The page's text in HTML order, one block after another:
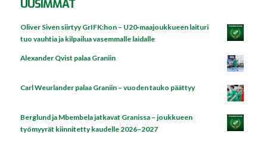
UUSIMMAT
Oliver Siven siirtyy GrIFK:hon – U20‑maajoukkueen laituri
tuo vauhtia ja kilpailua vasemmalle laidalle
Alexander Qvist palaa Graniin
Carl Weurlander palaa Graniin – vuoden tauko päättyy
Berglund ja Mbembela jatkavat Granissa – joukkueen
työmyyrät kiinnitetty kaudelle 2026–2027